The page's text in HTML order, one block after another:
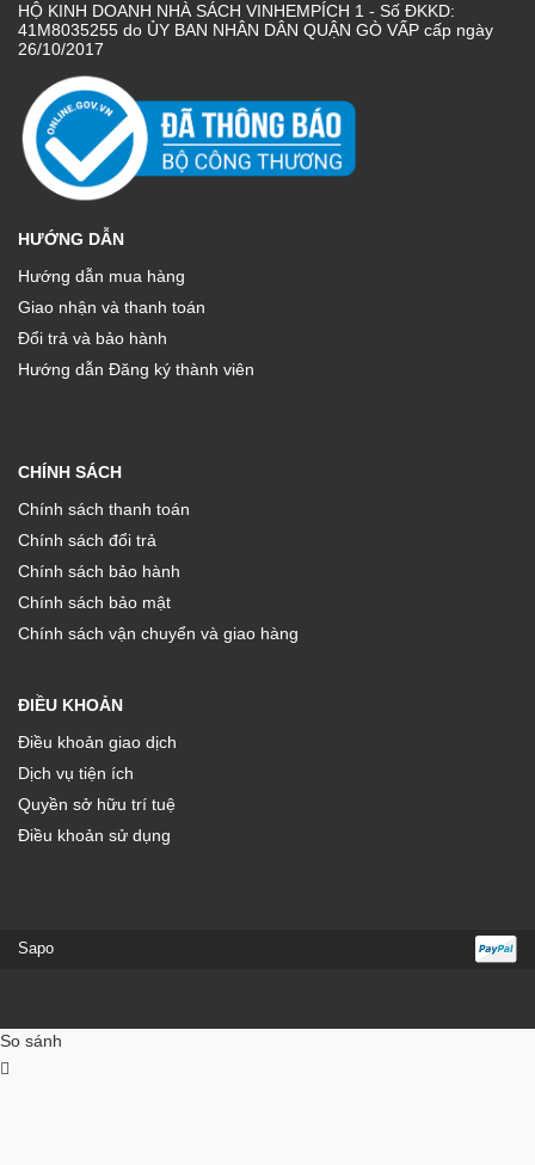
HỘ KINH DOANH NHÀ SÁCH VINHEMPÍCH 1 - Số ĐKKD:
41M8035255 do ỦY BAN NHÂN DÂN QUẬN GÒ VẤP cấp ngày
26/10/2017
HƯỚNG DẪN
Hướng dẫn mua hàng
Giao nhận và thanh toán
Đổi trả và bảo hành
Hướng dẫn Đăng ký thành viên
CHÍNH SÁCH
Chính sách thanh toán
Chính sách đổi trả
Chính sách bảo hành
Chính sách bảo mật
Chính sách vận chuyển và giao hàng
ĐIỀU KHOẢN
Điều khoản giao dịch
Dịch vụ tiện ích
Quyền sở hữu trí tuệ
Điều khoản sử dụng
Sapo
So sánh